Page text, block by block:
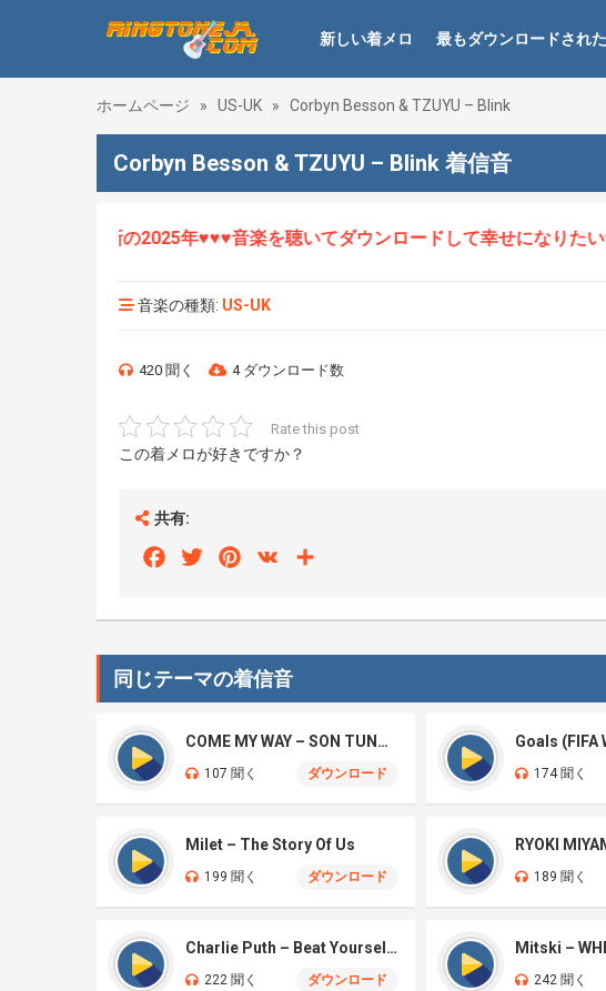
新しい着メロ 最もダウンロードされ
ホームページ » US-UK » Corbyn Besson & TZUYU – Blink
Corbyn Besson & TZUYU – Blink 着信音
、最新の2025年♥♥♥音楽を聴いてダウンロードして幸せになりたい♥♥♥
音楽の種類: US-UK
420 聞く 4 ダウンロード数
Rate this post
この着メロが好きですか？
共有:
FacebookTwitterPinterest
VK
同じテーマの着信音
COME MY WAY – SON TUNG M-TP, TYGA
107 聞く ダウンロード 174 聞く
Milet – The Story Of Us
199 聞く ダウンロード
RYOKI
189 聞く
Charlie Puth – Beat Yourself Up
222 聞く ダウンロード 242 聞く